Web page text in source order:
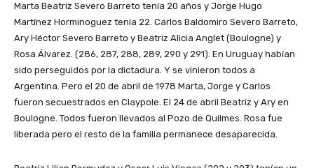
Marta Beatriz Severo Barreto tenía 20 años y Jorge Hugo
Martínez Horminoguez tenía 22. Carlos Baldomiro Severo Barreto,
Ary Héctor Severo Barreto y Beatriz Alicia Anglet (Boulogne) y
Rosa Álvarez. (286, 287, 288, 289, 290 y 291). En Uruguay habían
sido perseguidos por la dictadura. Y se vinieron todos a
Argentina. Pero el 20 de abril de 1978 Marta, Jorge y Carlos
fueron secuestrados en Claypole. El 24 de abril Beatriz y Ary en
Boulogne. Todos fueron llevados al Pozo de Quilmes. Rosa fue
liberada pero el resto de la familia permanece desaparecida.